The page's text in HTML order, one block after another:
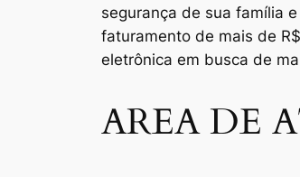
segurança de sua família
faturamento de mais de
eletrônica em busca de
AREA DE